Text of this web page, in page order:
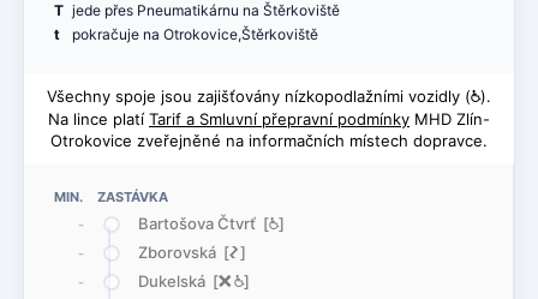
MIN. ZASTÁVKA
-
Bartošova Čtvrť [@]
- Zborovská [ó]
- Dukelská [ë@]
T jede přes Pneumatikárnu na Štěrkoviště
t
pokračuje na Otrokovice,Štěrkoviště
Všechny spoje jsou zajišťovány nízkopodlažními vozidly (@).
Na lince platí Tarif a Smluvní přepravní podmínky MHD Zlín-
Otrokovice zveřejněné na informačních místech dopravce.